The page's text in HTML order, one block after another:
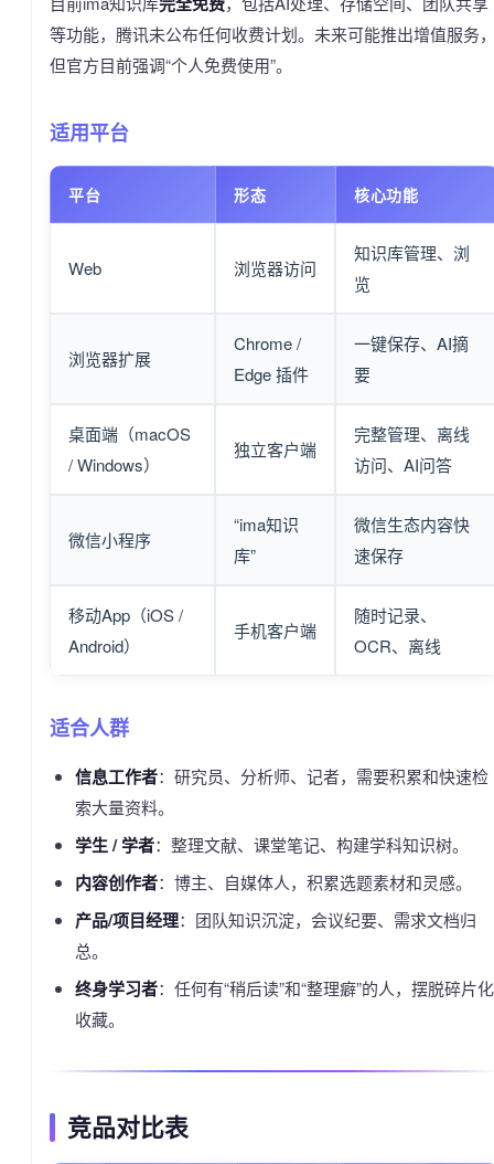
等功能，腾讯未公布任何收费计划。未来可能推出增值服务
但官方目前强调“个人免费使用”。
适用平台
平台 形态 核心功能
Web 浏览器访问
知识库管理、浏
览
浏览器扩展
Chrome /
Edge 插件
一键保存、AI摘
要
桌面端（macOS
/ Windows）
独立客户端
完整管理、离线
访问、AI问答
微信小程序
“ima知识
库”
微信生态内容快
速保存
移动App（iOS /
Android）
手机客户端
随时记录、
OCR、离线
适合人群
信息工作者：研究员、分析师、记者，需要积累和快速检
索大量资料。
学生 / 学者：整理文献、课堂笔记、构建学科知识树。
内容创作者：博主、自媒体人，积累选题素材和灵感。
产品/项目经理：团队知识沉淀，会议纪要、需求文档归
总。
终身学习者：任何有“稍后读”和“整理癖”的人，摆脱碎片化
收藏。
竞品对比表